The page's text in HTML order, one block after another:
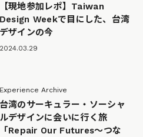
【現地参加レポ】Taiwan
Design Weekで目にした、台湾
デザインの今
2024.03.29
Experience Archive
台湾のサーキュラー・ソーシャ
ルデザインに会いに行く旅
「Repair Our Futures〜つな